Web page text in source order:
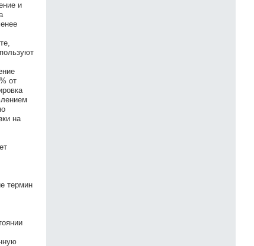
и
от
на
термин